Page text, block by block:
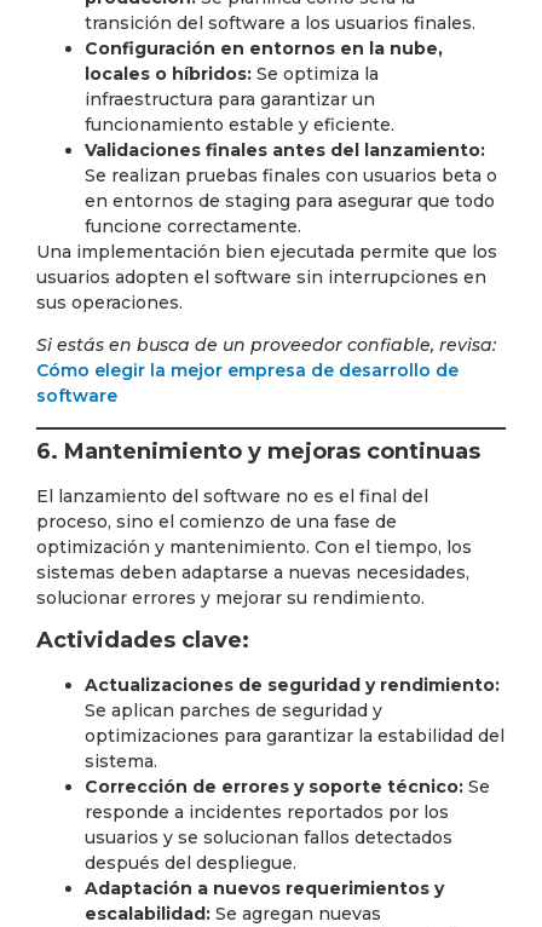
transición del software a los usuarios finales.
Configuración en entornos en la nube,
locales o híbridos: Se optimiza la
infraestructura para garantizar un
funcionamiento estable y eficiente.
Validaciones finales antes del lanzamiento:
Se realizan pruebas finales con usuarios beta o
en entornos de staging para asegurar que todo
funcione correctamente.
Una implementación bien ejecutada permite que los
usuarios adopten el software sin interrupciones en
sus operaciones.
Si estás en busca de un proveedor confiable, revisa:
Cómo elegir la mejor empresa de desarrollo de
software
6. Mantenimiento y mejoras continuas
El lanzamiento del software no es el final del
proceso, sino el comienzo de una fase de
optimización y mantenimiento. Con el tiempo, los
sistemas deben adaptarse a nuevas necesidades,
solucionar errores y mejorar su rendimiento.
Actividades clave:
Actualizaciones de seguridad y rendimiento:
Se aplican parches de seguridad y
optimizaciones para garantizar la estabilidad del
sistema.
Corrección de errores y soporte técnico: Se
responde a incidentes reportados por los
usuarios y se solucionan fallos detectados
después del despliegue.
Adaptación a nuevos requerimientos y
escalabilidad: Se agregan nuevas